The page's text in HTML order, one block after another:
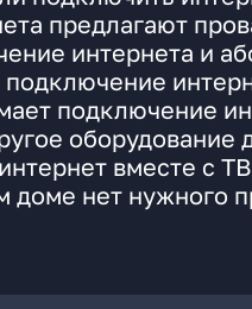
предлагают
интернета и
подключение
подключение
оборудование
вместе с
доме нет нужного